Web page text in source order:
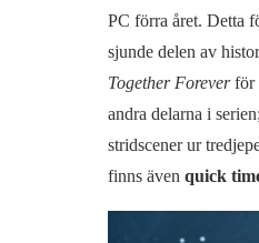
PC förra året. Detta
sjunde delen av
Together Foreverför
andra delarna i
stridscener ur
finns även quick